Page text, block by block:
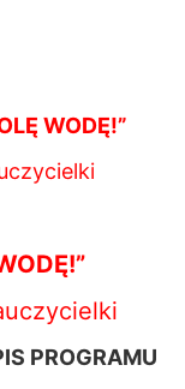
WODĘ!”